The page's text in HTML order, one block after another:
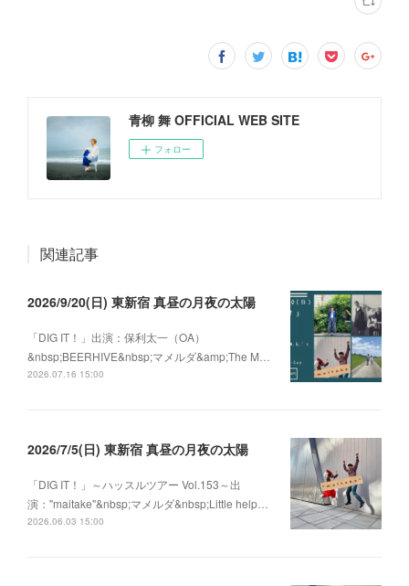
青柳 舞 OFFICIAL WEB SITE
フォロー
関連記事
2026/9/20(日) 東新宿 真昼の月夜の太陽
「DIG IT！」出演：保利太一（OA）
&nbsp;BEERHIVE&nbsp;マメルダ&amp;The M…
2026.07.16 15:00
2026/7/5(日) 東新宿 真昼の月夜の太陽
「DIG IT！」～ハッスルツアー Vol.153～出
演："maitake"&nbsp;マメルダ&nbsp;Little help…
2026.06.03 15:00